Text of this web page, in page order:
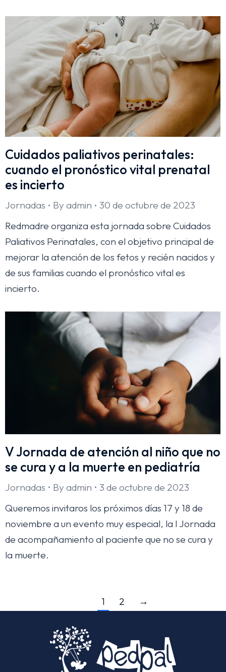
Cuidados paliativos perinatales:
cuando el pronóstico vital prenatal
es incierto
Jornadas By admin
30 de octubre de 2023
Redmadre organiza esta jornada sobre Cuidados
Paliativos Perinatales, con el objetivo principal de
mejorar la atención de los fetos y recién nacidos y
de sus familias cuando el pronóstico vital es
incierto.
V Jornada de atención al niño que no
se cura y a la muerte en pediatría
Jornadas By admin
3 de octubre de 2023
Queremos invitaros los próximos días 17 y 18 de
noviembre a un evento muy especial, la I Jornada
de acompañamiento al paciente que no se cura y
la muerte.
1 2 →